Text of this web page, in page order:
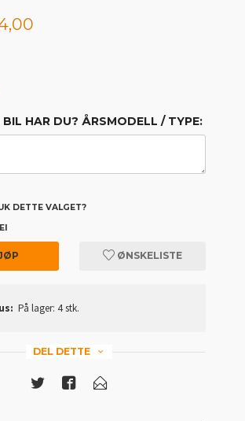
BIL HAR DU? ÅRSMODELL / TYPE:
DETTE VALGET?
ØNSKELISTE
På lager: 4 stk.
DEL DETTE